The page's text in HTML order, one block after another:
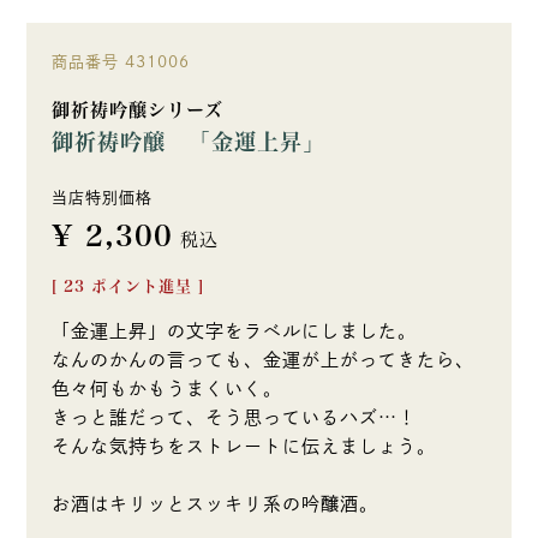
商品番号 431006
御祈祷吟醸シリーズ
御祈祷吟醸 「金運上昇」
当店特別価格
¥ 2,300 税込
23 ポイント進呈 ]
「金運上昇」の文字をラベルにしました。
なんのかんの言っても、金運が上がってきたら、
色々何もかもうまくいく。
きっと誰だって、そう思っているハズ…！
そんな気持ちをストレートに伝えましょう。
お酒はキリッとスッキリ系の吟醸酒。